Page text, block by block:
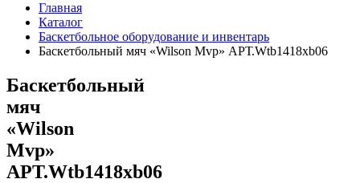
Главная
Каталог
Баскетбольное оборудование и инвентарь
Баскетбольный мяч «Wilson Mvp» АРТ.Wtb1418xb06
Баскетбольный
мяч
«Wilson
Mvp»
АРТ.Wtb1418xb06